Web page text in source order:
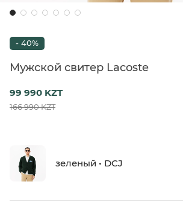
- 40%
Мужской свитер Lacoste
99 990 KZT
166 990 KZT
зеленый • DCJ